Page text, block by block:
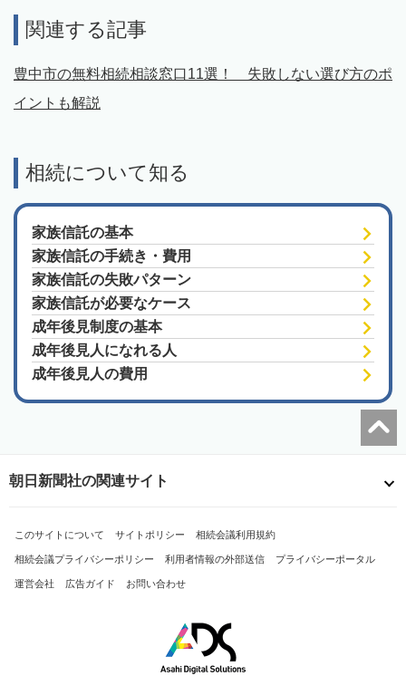
関連する記事
豊中市の無料相続相談窓口11選！ 失敗しない選び方のポ
イントも解説
相続について知る
家族信託の基本
家族信託の手続き・費用
家族信託の失敗パターン
家族信託が必要なケース
成年後見制度の基本
成年後見人になれる人
成年後見人の費用
朝日新聞社の関連サイト
このサイトについて サイトポリシー 相続会議利用規約
相続会議プライバシーポリシー 利用者情報の外部送信 プライバシーポータル
運営会社 広告ガイド お問い合わせ